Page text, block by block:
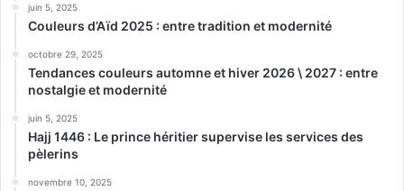
juin 5, 2025
Couleurs d’Aïd 2025 : entre tradition et modernité
octobre 29, 2025
Tendances couleurs automne et hiver 2026 \ 2027 : entre
nostalgie et modernité
juin 5, 2025
Hajj 1446 : Le prince héritier supervise les services des
pèlerins
novembre 10, 2025